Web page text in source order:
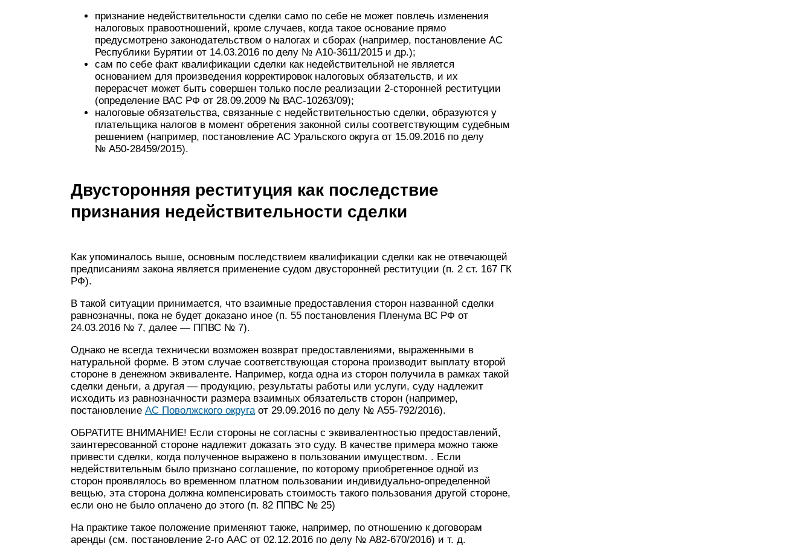
признание недействительности сделки само по себе не может повлечь изменения
налоговых правоотношений, кроме случаев, когда такое основание прямо
предусмотрено законодательством о налогах и сборах (например, постановление АС
Республики Бурятии от 14.03.2016 по делу № А10-3611/2015 и др.);
сам по себе факт квалификации сделки как недействительной не является
основанием для произведения корректировок налоговых обязательств, и их
перерасчет может быть совершен только после реализации 2-сторонней реституции
(определение ВАС РФ от 28.09.2009 № ВАС-10263/09);
налоговые обязательства, связанные с недействительностью сделки, образуются у
плательщика налогов в момент обретения законной силы соответствующим судебным
решением (например, постановление АС Уральского округа от 15.09.2016 по делу
№ А50-28459/2015).
Двусторонняя реституция как последствие
признания недействительности сделки
Как упоминалось выше, основным последствием квалификации сделки как не отвечающей
предписаниям закона является применение судом двусторонней реституции (п. 2 ст. 167 ГК
РФ).
В такой ситуации принимается, что взаимные предоставления сторон названной сделки
равнозначны, пока не будет доказано иное (п. 55 постановления Пленума ВС РФ от
24.03.2016 № 7, далее — ППВС № 7).
Однако не всегда технически возможен возврат предоставлениями, выраженными в
натуральной форме. В этом случае соответствующая сторона производит выплату второй
стороне в денежном эквиваленте. Например, когда одна из сторон получила в рамках такой
сделки деньги, а другая — продукцию, результаты работы или услуги, суду надлежит
исходить из равнозначности размера взаимных обязательств сторон (например,
постановление АС Поволжского округаот 29.09.2016 по делу № А55-792/2016).
ОБРАТИТЕ ВНИМАНИЕ! Если стороны не согласны с эквивалентностью предоставлений,
заинтересованной стороне надлежит доказать это суду. В качестве примера можно также
привести сделки, когда полученное выражено в пользовании имуществом. . Если
недействительным было признано соглашение, по которому приобретенное одной из
сторон проявлялось во временном платном пользовании индивидуально-определенной
вещью, эта сторона должна компенсировать стоимость такого пользования другой стороне,
если оно не было оплачено до этого (п. 82 ППВС № 25)
На практике такое положение применяют также, например, по отношению к договорам
аренды (см. постановление 2-го ААС от 02.12.2016 по делу № А82-670/2016) и т. д.